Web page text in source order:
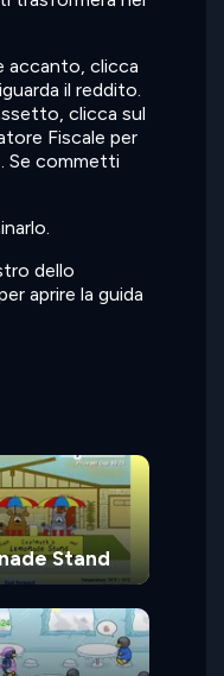
accanto, clicca
il reddito.
clicca sul
Fiscale per
Se commetti
dello
aprire la guida
Stand